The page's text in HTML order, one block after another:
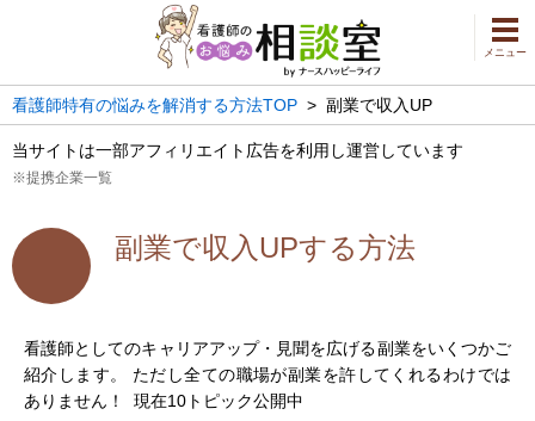
メニュー
看護師特有の悩みを解消する方法TOP > 副業で収入UP
当サイトは一部アフィリエイト広告を利用し運営しています
※提携企業一覧
副業で収入UPする方法
看護師としてのキャリアアップ・見聞を広げる副業をいくつかご
紹介します。 ただし全ての職場が副業を許してくれるわけでは
ありません！ 現在10トピック公開中